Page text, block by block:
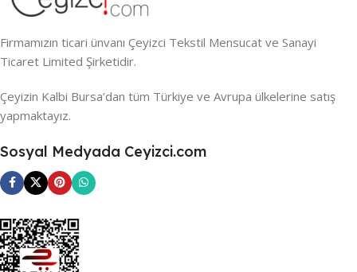
Firmamızın ticari ünvanı Çeyizci Tekstil Mensucat ve Sanayi
Ticaret Limited Şirketidir.
Çeyizin Kalbi Bursa’dan tüm Türkiye ve Avrupa ülkelerine satış
yapmaktayız.
Sosyal Medyada Ceyizci.com